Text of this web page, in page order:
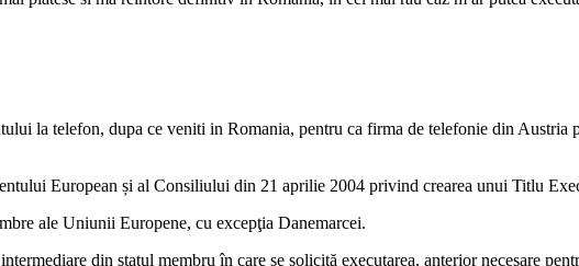
la telefon, dupa ce veniti in Romania, pentru ca firma de telefonie din
European și al Consiliului din 21 aprilie 2004 privind crearea unui Titlu
ale Uniunii Europene, cu excepţia Danemarcei.
din statul membru în care se solicită executarea, anterior necesare